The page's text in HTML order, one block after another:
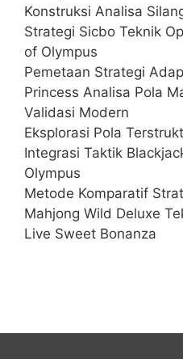
Konstruksi Analisa
Strategi Sicbo Teknik
of Olympus
Pemetaan Strategi
Princess Analisa Pola
Validasi Modern
Eksplorasi Pola
Integrasi Taktik
Olympus
Metode Komparatif
Mahjong Wild Deluxe
Live Sweet Bonanza